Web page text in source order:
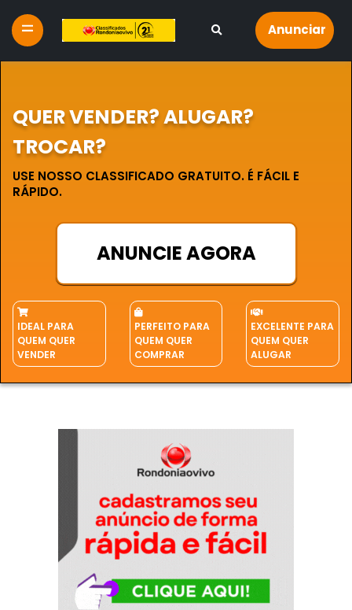
Anunciar
QUER VENDER? ALUGAR?
TROCAR?
USE NOSSO CLASSIFICADO GRATUITO. É FÁCIL E
RÁPIDO.
ANUNCIE AGORA
IDEAL PARA
QUEM QUER
VENDER
PERFEITO PARA
QUEM QUER
COMPRAR
EXCELENTE PARA
QUEM QUER
ALUGAR